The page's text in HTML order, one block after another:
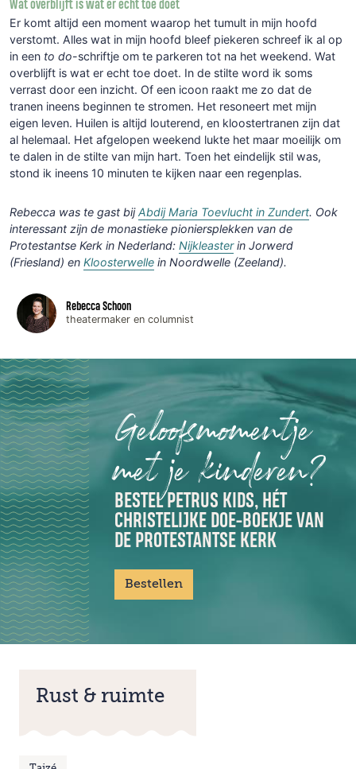
Wat overblijft is wat er echt toe doet
Er komt altijd een moment waarop het tumult in mijn hoofd
verstomt. Alles wat in mijn hoofd bleef piekeren schreef ik al op
in een to do-schriftje om te parkeren tot na het weekend. Wat
overblijft is wat er echt toe doet. In de stilte word ik soms
verrast door een inzicht. Of een icoon raakt me zo dat de
tranen ineens beginnen te stromen. Het resoneert met mijn
eigen leven. Huilen is altijd louterend, en kloostertranen zijn dat
al helemaal. Het afgelopen weekend lukte het maar moeilijk om
te dalen in de stilte van mijn hart. Toen het eindelijk stil was,
stond ik ineens 10 minuten te kijken naar een regenplas.
Rebecca was te gast bijAbdij Maria Toevlucht in Zundert. Ook
interessant zijn de monastieke pioniersplekken van de
Protestantse Kerk in Nederland: Nijkleasterin Jorwerd
(Friesland) en Kloosterwelle in Noordwelle (Zeeland).
Rebecca Schoon
theatermaker en columnist
Geloofsmomentje
met je kinderen?
BESTEL PETRUS KIDS, HÉT
CHRISTELIJKE DOE-BOEKJE VAN
DE PROTESTANTSE KERK
Bestellen
Rust & ruimte